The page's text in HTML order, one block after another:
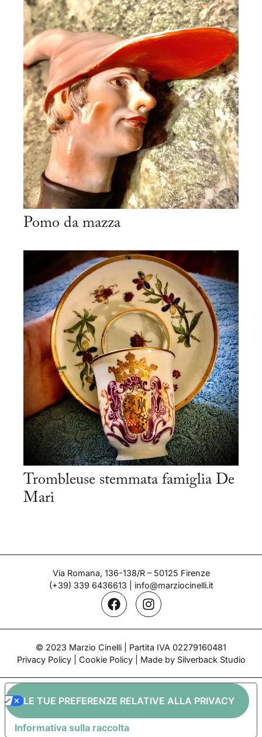
Pomo da mazza
Trombleuse stemmata famiglia De
Mari
Via Romana, 136-138/R – 50125 Firenze
(+39) 339 6436613
info@marziocinelli.it
© 2023 Marzio Cinelli | Partita IVA 02279160481
Privacy Policy| Cookie Policy| Made by Silverback Studio
Informativa sulla raccolta
LE TUE PREFERENZE RELATIVE ALLA PRIVACY